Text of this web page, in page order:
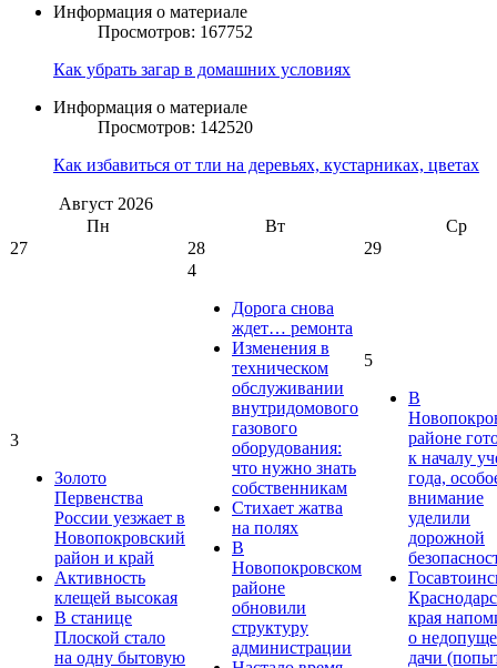
Информация о материале
Просмотров: 167752
Как убрать загар в домашних условиях
Информация о материале
Просмотров: 142520
Как избавиться от тли на деревьях, кустарниках, цветах
Август 2026
Пн
Вт
Ср
27
28 29
3
Золото
Первенства
России уезжает в
Новопокровский
район и край
Активность
клещей высокая
В станице
Плоской стало
на одну бытовую
4
Дорога снова
ждет… ремонта
Изменения в
техническом
обслуживании
внутридомового
газового
оборудования:
что нужно знать
собственникам
Стихает жатва
на полях
В
Новопокровском
районе
обновили
структуру
администрации
5
В
районе
к началу
года,
внимание
уделили
дорожной
края
о
дачи